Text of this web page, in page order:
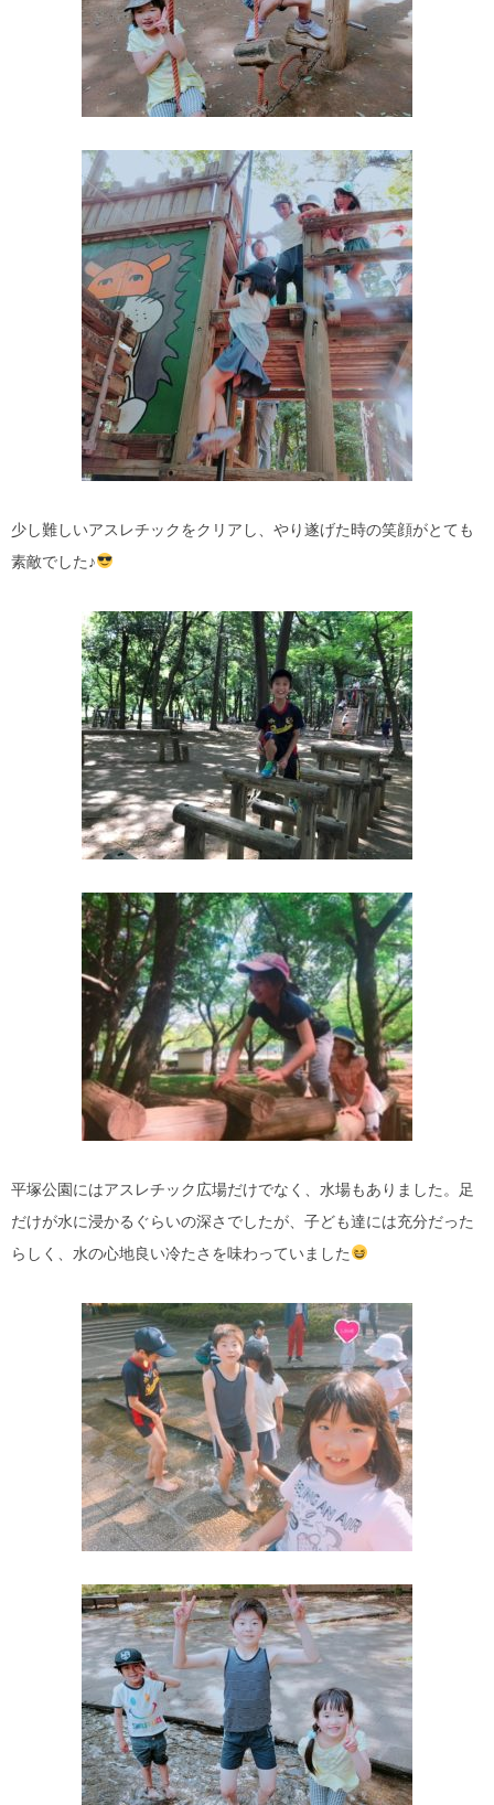
少し難しいアスレチックをクリアし、やり遂げた時の笑顔がとても
素敵でした♪
平塚公園にはアスレチック広場だけでなく、水場もありました。足
だけが水に浸かるぐらいの深さでしたが、子ども達には充分だった
らしく、水の心地良い冷たさを味わっていました